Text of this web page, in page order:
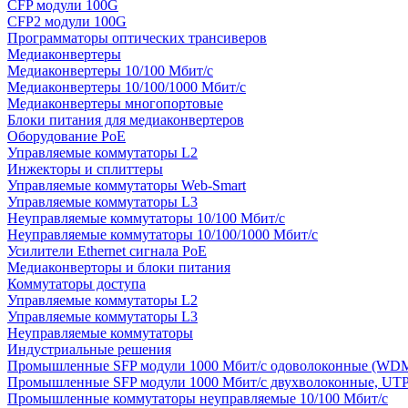
CFP модули 100G
CFP2 модули 100G
Программаторы оптических трансиверов
Медиаконвертеры
Медиаконвертеры 10/100 Мбит/с
Медиаконвертеры 10/100/1000 Мбит/c
Медиаконвертеры многопортовые
Блоки питания для медиаконвертеров
Оборудование PoE
Управляемые коммутаторы L2
Инжекторы и сплиттеры
Управляемые коммутаторы Web-Smart
Управляемые коммутаторы L3
Неуправляемые коммутаторы 10/100 Мбит/с
Неуправляемые коммутаторы 10/100/1000 Мбит/с
Усилители Ethernet сигнала PoE
Медиаконверторы и блоки питания
Коммутаторы доступа
Управляемые коммутаторы L2
Управляемые коммутаторы L3
Неуправляемые коммутаторы
Индустриальные решения
Промышленные SFP модули 1000 Мбит/c одоволоконные
Промышленные SFP модули 1000 Мбит/c двухволоконные,
Промышленные коммутаторы неуправляемые 10/100 Мбит/с